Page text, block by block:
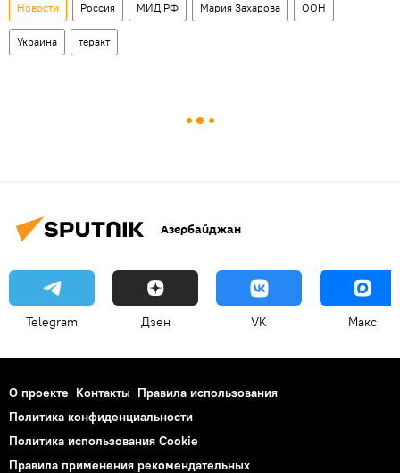
Новости Россия МИД РФ Мария Захарова ООН
Украина теракт
Азербайджан
Telegram Дзен VK Макс
О проекте Контакты Правила использования
Политика конфиденциальности
Политика использования Cookie
Правила применения рекомендательных